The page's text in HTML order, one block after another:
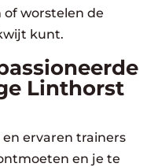
worstelen de
kunt.
Linthorst
ervaren trainers
en je te